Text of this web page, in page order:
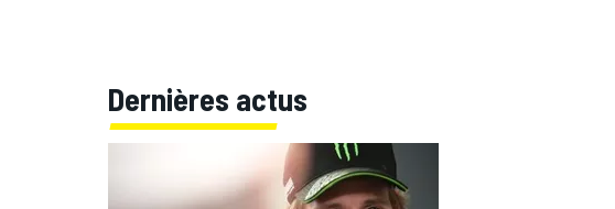
Dernières actus